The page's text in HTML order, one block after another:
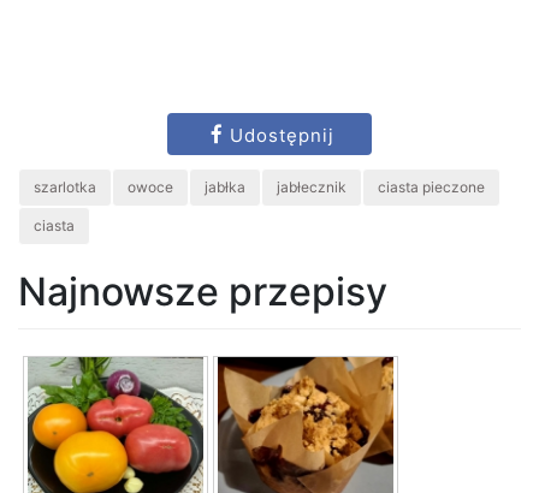
Udostępnij
szarlotka owoce jabłka jabłecznik ciasta pieczone
ciasta
Najnowsze przepisy